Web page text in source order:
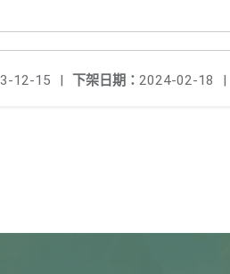
下架日期： 2024-02-18 |
12-15 |